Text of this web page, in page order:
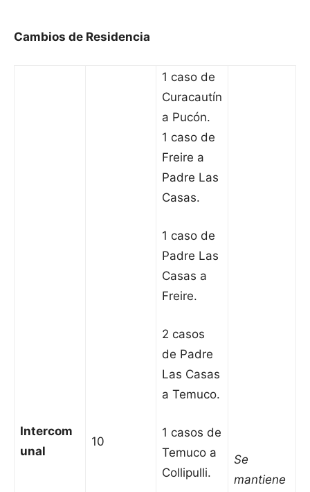
Cambios de Residencia
Intercom
unal
10
1 caso de
Curacautín
a Pucón.
1 caso de
Freire a
Padre Las
Casas.
1 caso de
Padre Las
Casas a
Freire.
2 casos
de Padre
Las Casas
a Temuco.
1 casos de
Temuco a
Collipulli.
Se
mantiene